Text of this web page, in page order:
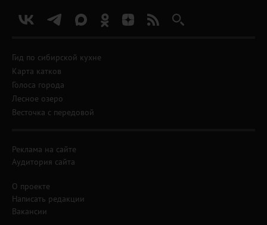
Гид по сибирской кухне
Карта катков
Голоса города
Лесное озеро
Весточка с передовой
Реклама на сайте
Аудитория сайта
О проекте
Написать редакции
Вакансии